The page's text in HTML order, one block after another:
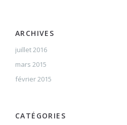
ARCHIVES
juillet 2016
mars 2015
février 2015
CATÉGORIES